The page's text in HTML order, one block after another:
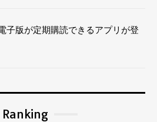
子版が定期購読できるアプリが登
Ranking